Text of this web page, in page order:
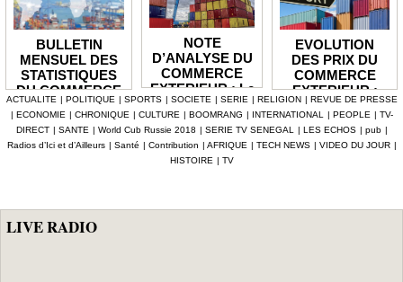
BULLETIN
MENSUEL DES
STATISTIQUES
DU COMMERCE
EXTERIEUR : Le
solde de la
balance
commerciale se
NOTE
D’ANALYSE DU
COMMERCE
EXTERIEUR : Le
déficit de la
balance
commerciale se
réduit en 2025
de 1 935,1
EVOLUTION
DES PRIX DU
COMMERCE
EXTERIEUR :
Les prix des
produits
importés en
hausse de 3,1%
ACTUALITE | POLITIQUE | SPORTS | SOCIETE | SERIE | RELIGION | REVUE DE PRESSE
| ECONOMIE | CHRONIQUE | CULTURE | BOOMRANG | INTERNATIONAL | PEOPLE | TV-
DIRECT | SANTE | World Cub Russie 2018 | SERIE TV SENEGAL | LES ECHOS | pub |
Radios d’Ici et d’Ailleurs | Santé | Contribution | AFRIQUE | TECH NEWS | VIDEO DU JOUR |
HISTOIRE | TV
LIVE RADIO